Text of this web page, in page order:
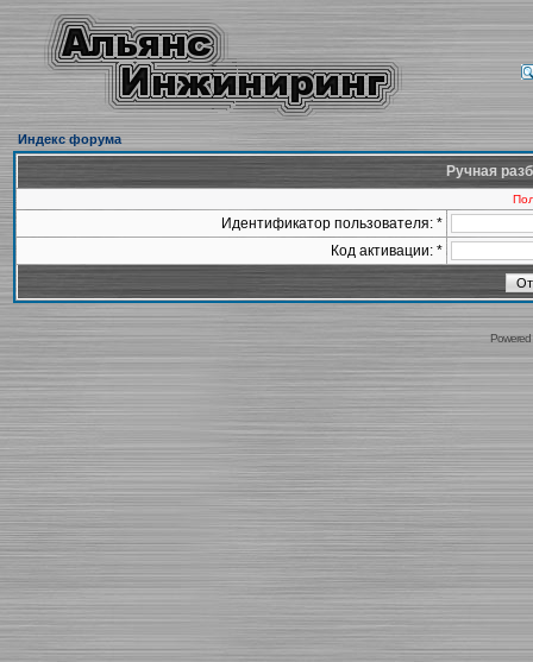
Индекс форума
Ручная
Идентификатор пользователя: *
Код активации: *